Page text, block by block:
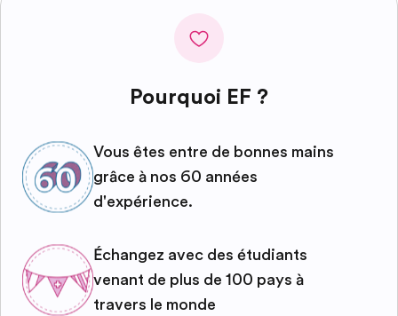
Pourquoi EF ?
Vous êtes entre de bonnes mains
grâce à nos 60 années
d'expérience.
Échangez avec des étudiants
venant de plus de 100 pays à
travers le monde